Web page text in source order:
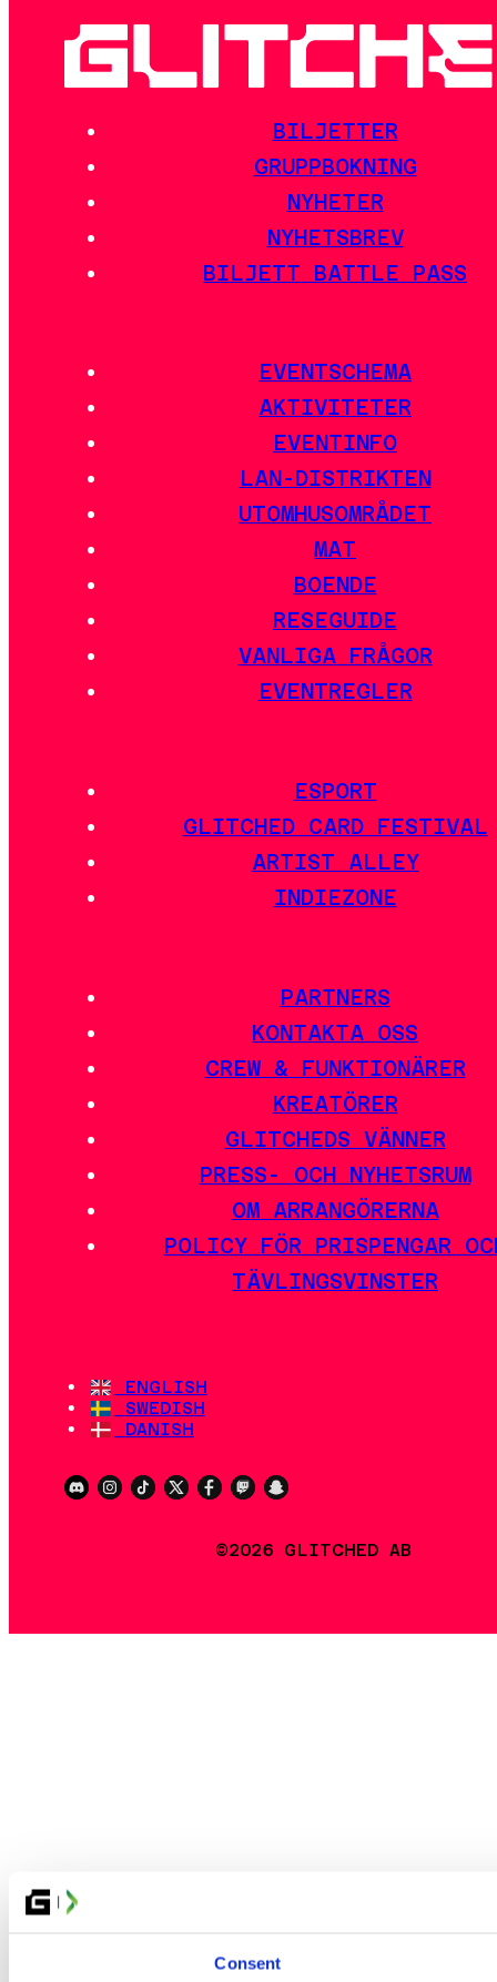
Consent
BILJETTER
GRUPPBOKNING
NYHETER
NYHETSBREV
BILJETT BATTLE PASS
EVENTSCHEMA
AKTIVITETER
EVENTINFO
LAN-DISTRIKTEN
UTOMHUSOMRÅDET
MAT
BOENDE
RESEGUIDE
VANLIGA FRÅGOR
EVENTREGLER
ESPORT
GLITCHED CARD FESTIVAL
ARTIST ALLEY
INDIEZONE
PARTNERS
KONTAKTA OSS
CREW & FUNKTIONÄRER
KREATÖRER
GLITCHEDS VÄNNER
PRESS- OCH NYHETSRUM
OM ARRANGÖRERNA
POLICY FÖR PRISPENGAR
TÄVLINGSVINSTER
ENGLISH
SWEDISH
DANISH
©2026 GLITCHED AB